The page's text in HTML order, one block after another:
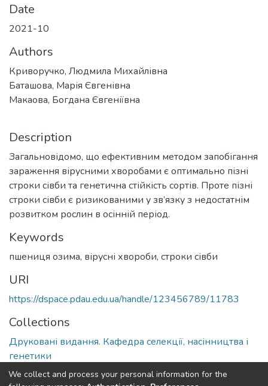
Date
2021-10
Authors
Криворучко, Людмила Михайлівна
Баташова, Марія Євгенівна
Макаова, Богдана Євгеніївна
Description
Загальновідомо, що ефективним методом запобігання
зараження вірусними хворобами є оптимально пізні
строки сівби та генетична стійкість сортів. Проте пізні
строки сівби є ризикованими у зв’язку з недостатнім
розвитком рослин в осінній період.
Keywords
пшениця озима, вірусні хвороби, строки сівби
URI
https://dspace.pdau.edu.ua/handle/123456789/11783
Collections
Друковані видання. Кафедра селекції, насінництва і
генетики
We collect and process your personal information for the